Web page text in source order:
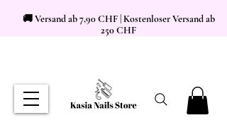
🚚 Versand ab 7,90 CHF | Kostenloser Versand ab
250 CHF